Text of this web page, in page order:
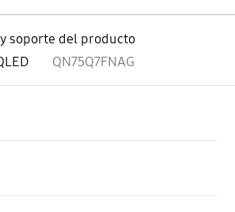
soporte del producto
QN75Q7FNAG